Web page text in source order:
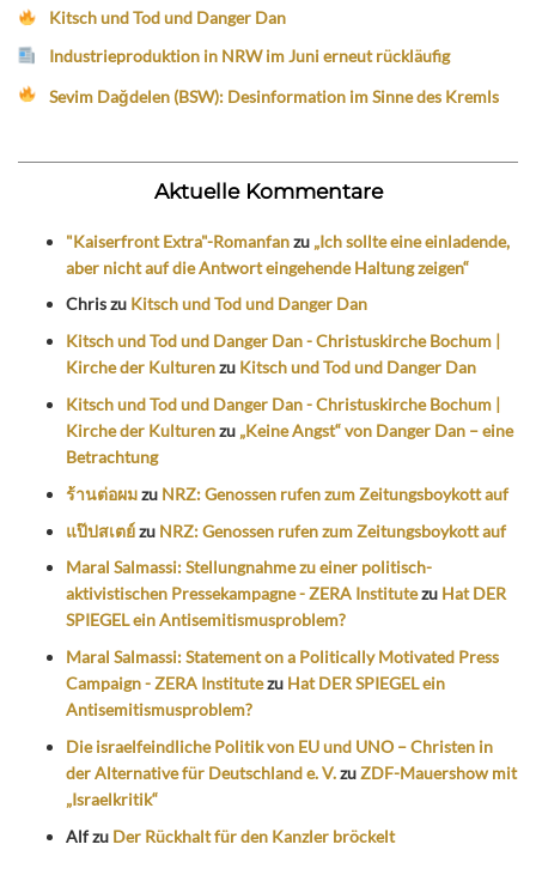
Kitsch und Tod und Danger Dan
Industrieproduktion in NRW im Juni erneut rückläufig
Sevim Dağdelen (BSW): Desinformation im Sinne des Kremls
Aktuelle Kommentare
"Kaiserfront Extra"-Romanfanzu „Ich sollte eine einladende,
aber nicht auf die Antwort eingehende Haltung zeigen“
Chriszu Kitsch und Tod und Danger Dan
Kitsch und Tod und Danger Dan - Christuskirche Bochum |
Kirche der Kulturenzu Kitsch und Tod und Danger Dan
Kitsch und Tod und Danger Dan - Christuskirche Bochum |
Kirche der Kulturenzu „Keine Angst“ von Danger Dan – eine
Betrachtung
ร้านต่อผมzu NRZ: Genossen rufen zum Zeitungsboykott auf
แป๊ปสเตย์zu NRZ: Genossen rufen zum Zeitungsboykott auf
Maral Salmassi: Stellungnahme zu einer politisch-
aktivistischen Pressekampagne - ZERA Institutezu Hat DER
SPIEGEL ein Antisemitismusproblem?
Maral Salmassi: Statement on a Politically Motivated Press
Campaign - ZERA Institutezu Hat DER SPIEGEL ein
Antisemitismusproblem?
Die israelfeindliche Politik von EU und UNO – Christen in
der Alternative für Deutschland e. V.zuZDF-Mauershow mit
„Israelkritik“
Alfzu Der Rückhalt für den Kanzler bröckelt